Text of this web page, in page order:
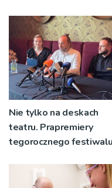
Nie tylko na deskach
teatru. Prapremiery
tegorocznego festiwalu
niecodziennych